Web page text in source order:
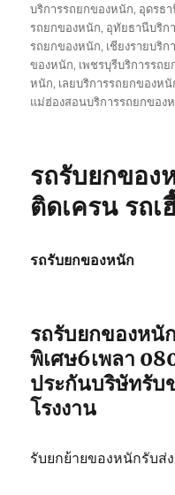
บริการรถยกของหนัก, อุดรธ
รถยกของหนัก, อุทัยธานีบริก
รถยกของหนัก, เชียงรายบริ
ของหนัก, เพชรบุรีบริการรถ
หนัก, เลยบริการรถยกของหนั
แม่ฮ่องสอนบริการรถยกของ
รถรับยกของ
ติดเครน รถ
รถรับยกของหนัก
รถรับยกของหนั
พิเศษ6เพลา
ประกันบริษัทรับ
โรงงาน
รับยกย้ายของหนักรับส่